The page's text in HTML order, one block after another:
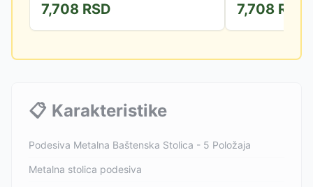
7,708 RSD 7,708 RSD
📋 Karakteristike
Podesiva Metalna Baštenska Stolica - 5 Položaja
Metalna stolica podesiva